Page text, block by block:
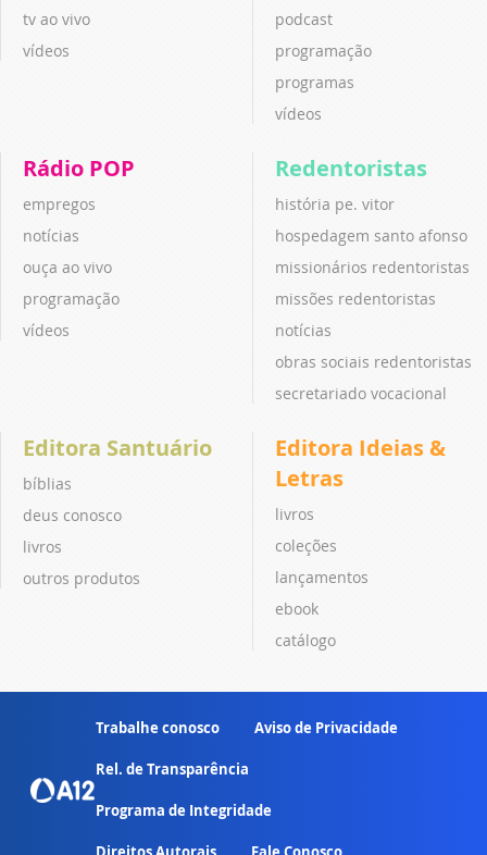
tv ao vivo
vídeos
podcast
programação
programas
vídeos
Rádio POP
empregos
notícias
ouça ao vivo
programação
vídeos
Redentoristas
história pe. vitor
hospedagem santo afonso
missionários redentoristas
missões redentoristas
notícias
obras sociais redentoristas
secretariado vocacional
Editora Santuário
bíblias
deus conosco
livros
outros produtos
Editora Ideias &
Letras
livros
coleções
lançamentos
ebook
catálogo
Trabalhe conosco Aviso de Privacidade
Rel. de Transparência
Programa de Integridade